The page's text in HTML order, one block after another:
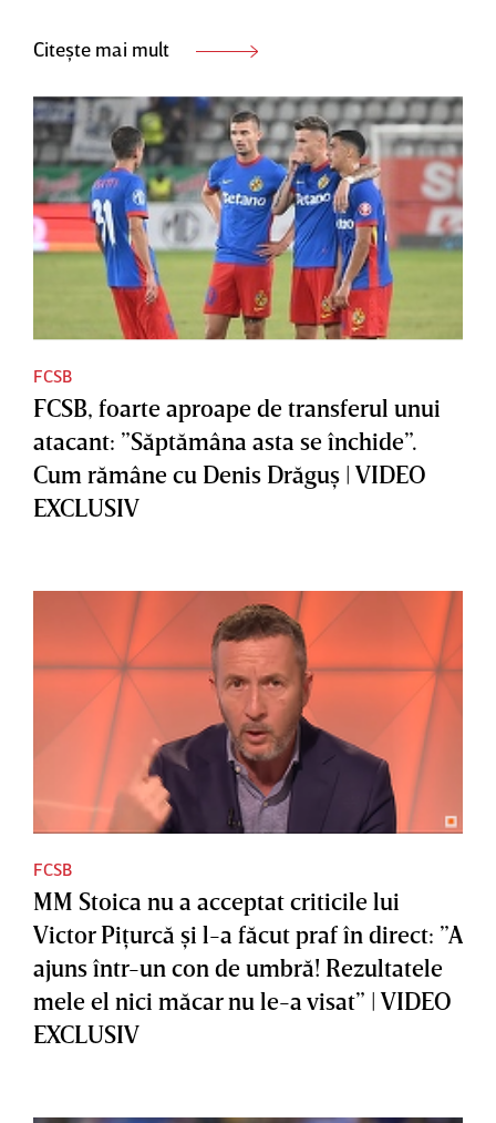
Citește mai mult
FCSB
FCSB, foarte aproape de transferul unui
atacant: ”Săptămâna asta se închide”.
Cum rămâne cu Denis Drăguş | VIDEO
EXCLUSIV
FCSB
MM Stoica nu a acceptat criticile lui
Victor Piţurcă şi l-a făcut praf în direct: ”A
ajuns într-un con de umbră! Rezultatele
mele el nici măcar nu le-a visat” | VIDEO
EXCLUSIV